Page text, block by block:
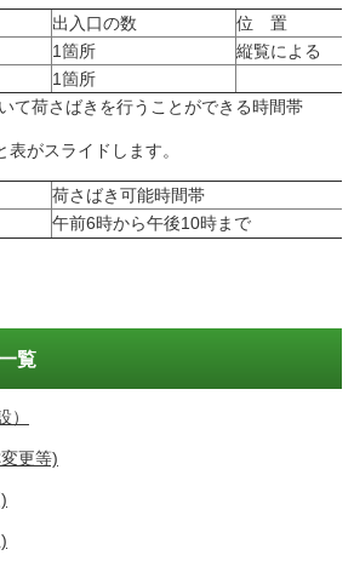
出入口の数
位 置
1箇所
縦覧による
1箇所
荷さばきを行うことができる時間帯
がスライドします。
荷さばき可能時間帯
午前6時から午後10時まで
覧
）
更等)